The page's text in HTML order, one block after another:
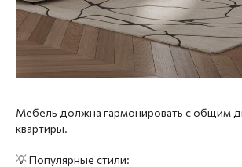
Мебель должна гармонировать с общим
квартиры.
💡 Популярные стили: